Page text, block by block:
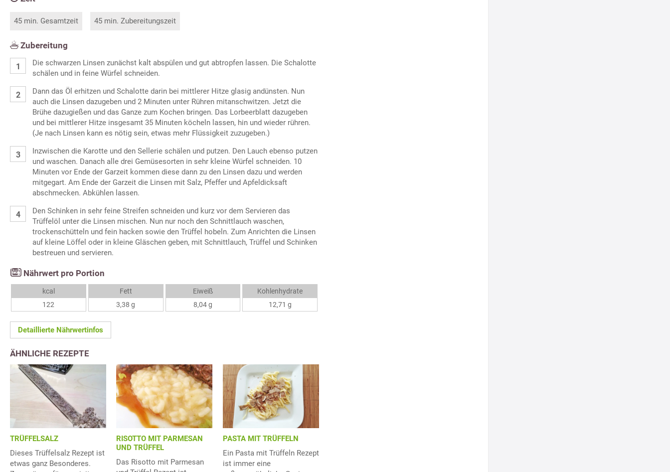
45 min. Gesamtzeit 45 min. Zubereitungszeit
Zubereitung
Die schwarzen Linsen zunächst kalt abspülen und gut abtropfen lassen. Die Schalotte
schälen und in feine Würfel schneiden.
Dann das Öl erhitzen und Schalotte darin bei mittlerer Hitze glasig andünsten. Nun
auch die Linsen dazugeben und 2 Minuten unter Rühren mitanschwitzen. Jetzt die
Brühe dazugießen und das Ganze zum Kochen bringen. Das Lorbeerblatt dazugeben
und bei mittlerer Hitze insgesamt 35 Minuten köcheln lassen, hin und wieder rühren.
(Je nach Linsen kann es nötig sein, etwas mehr Flüssigkeit zuzugeben.)
Inzwischen die Karotte und den Sellerie schälen und putzen. Den Lauch ebenso putzen
und waschen. Danach alle drei Gemüsesorten in sehr kleine Würfel schneiden. 10
Minuten vor Ende der Garzeit kommen diese dann zu den Linsen dazu und werden
mitgegart. Am Ende der Garzeit die Linsen mit Salz, Pfeffer und Apfeldicksaft
abschmecken. Abkühlen lassen.
Den Schinken in sehr feine Streifen schneiden und kurz vor dem Servieren das
Trüffelöl unter die Linsen mischen. Nun nur noch den Schnittlauch waschen,
trockenschütteln und fein hacken sowie den Trüffel hobeln. Zum Anrichten die Linsen
auf kleine Löffel oder in kleine Gläschen geben, mit Schnittlauch, Trüffel und Schinken
bestreuen und servieren.
Nährwert pro Portion
kcal
122
Fett
3,38 g
Eiweiß
8,04 g
Kohlenhydrate
12,71 g
Detaillierte Nährwertinfos
ÄHNLICHE REZEPTE
TRÜFFELSALZ
Dieses Trüffelsalz Rezept ist
etwas ganz Besonderes.
RISOTTO MIT PARMESAN
UND TRÜFFEL
Das Risotto mit Parmesan
PASTA MIT TRÜFFELN
Ein Pasta mit Trüffeln Rezept
ist immer eine